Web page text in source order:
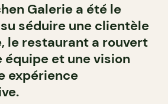
Galerie a été le
séduire une clientèle
le restaurant a rouvert
et une vision
expérience